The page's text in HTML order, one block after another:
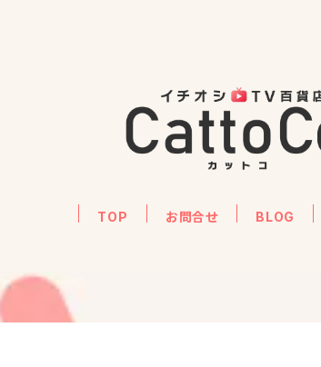
TOP お問合せ BLOG